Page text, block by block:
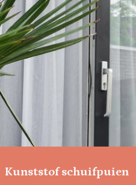
Kunststof schuifpuien